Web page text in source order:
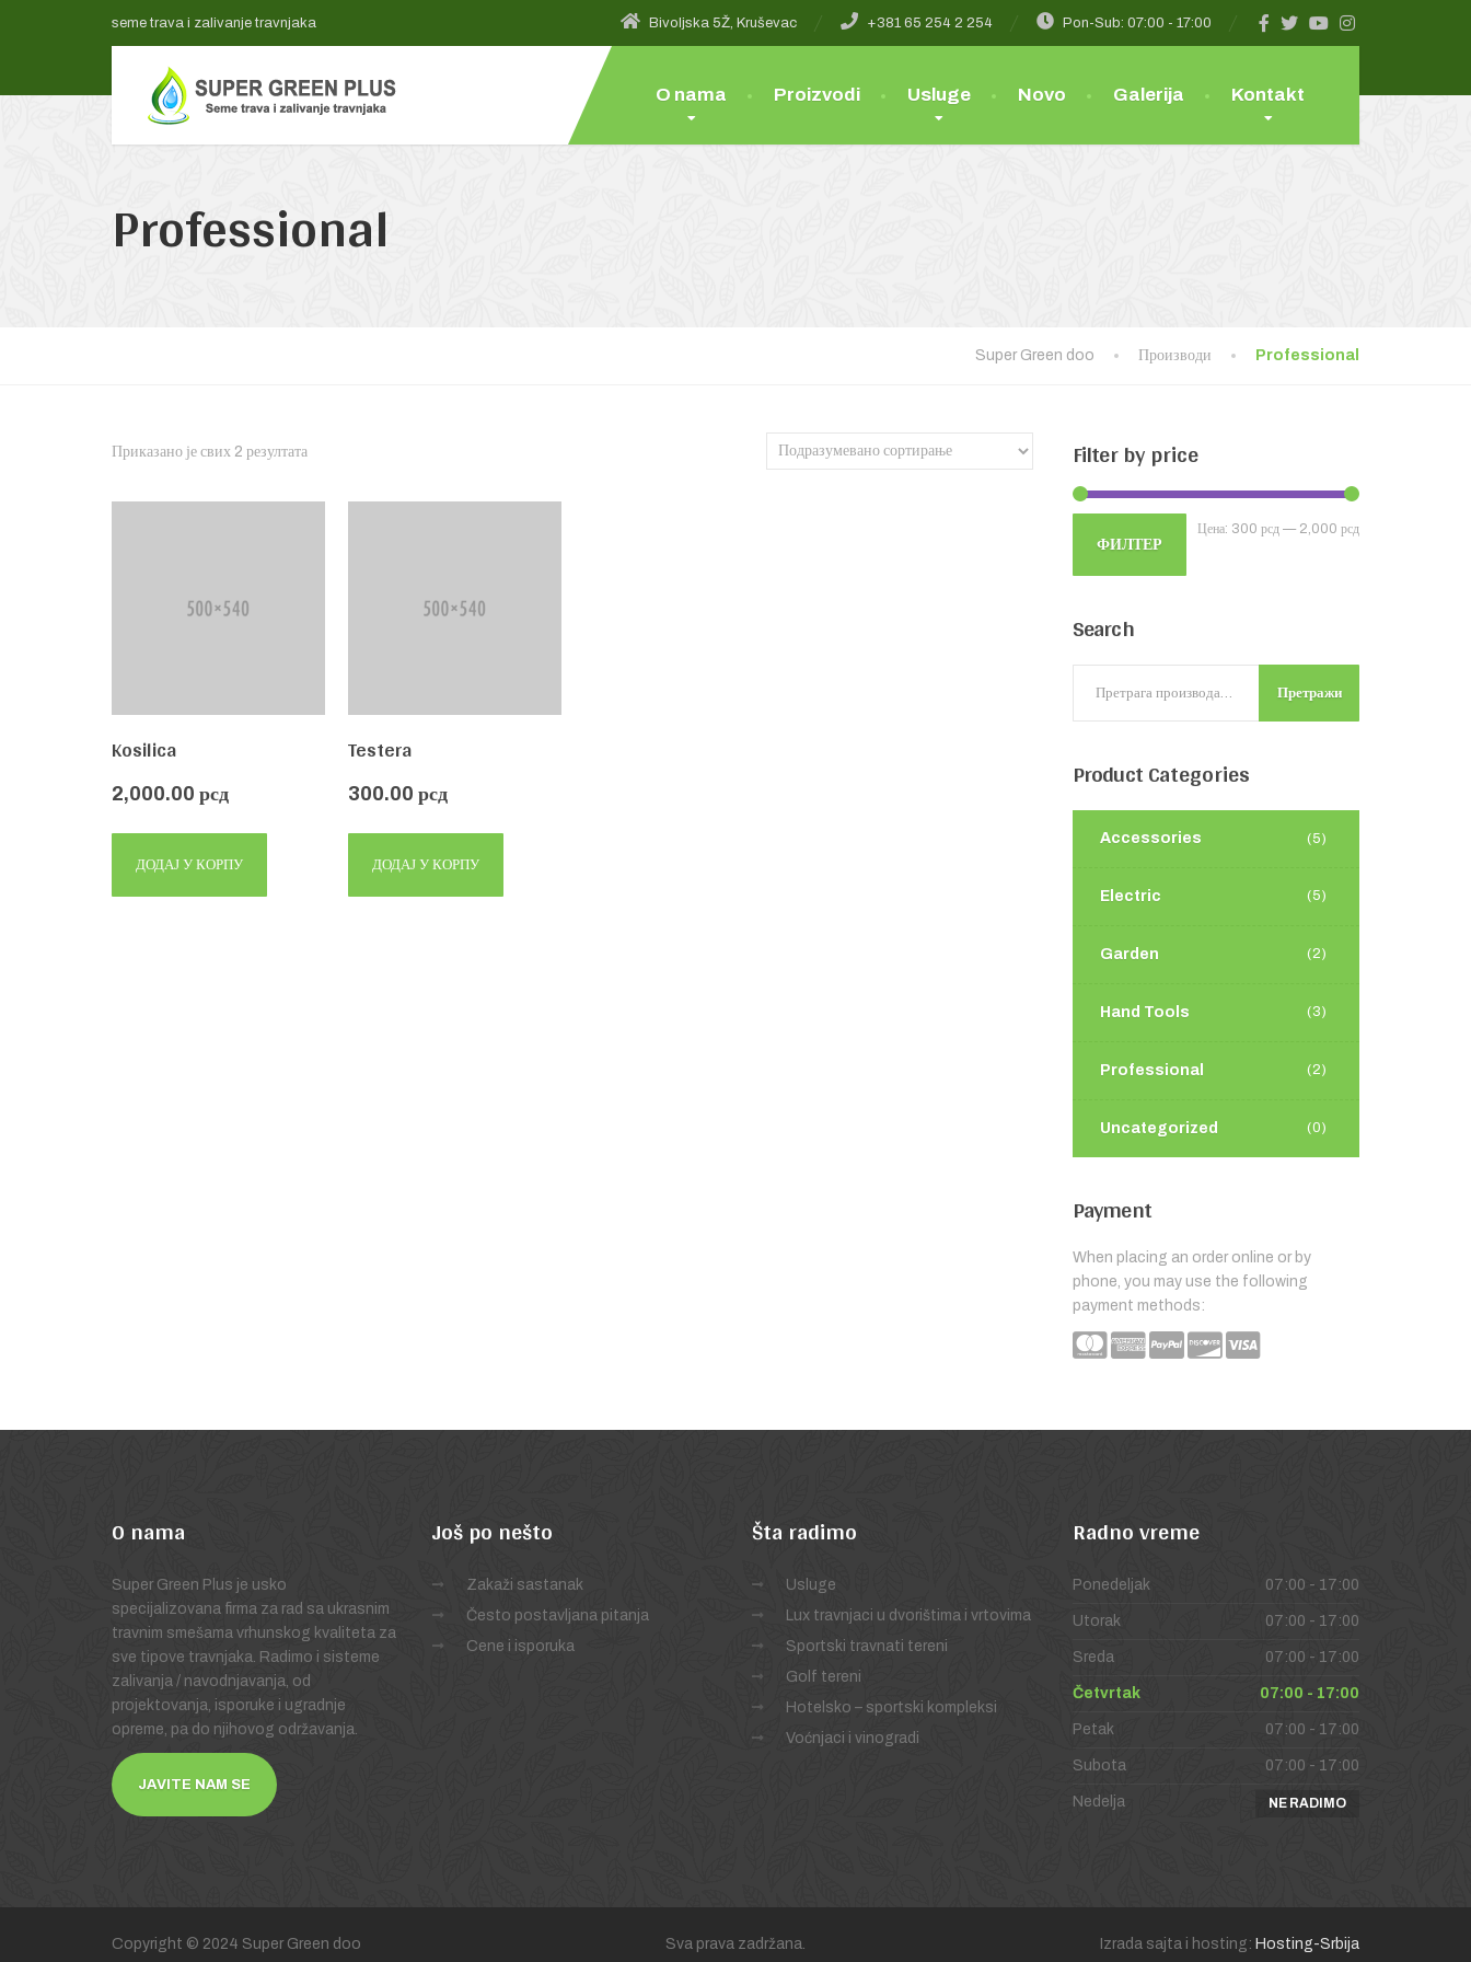
seme trava i zalivanje travnjaka Bivoljska 5Ž, Kruševac +381 65 254 2 254 Pon-Sub: 07:00 - 17:00
O nama Proizvodi Usluge Novo Galerija Kontakt
Professional
Super Green doo Производи Professional
Приказано је свих 2 резултата
Kosilica
2,000.00 рсд
ДОДАЈ У КОРПУ
Testera
300.00рсд
ДОДАЈ У КОРПУ
Filterby price
ФИЛТЕР
Цена: 300 рсд — 2,000 рсд
Search
Претражи
ProductCategories
Accessories (5)
Electric (5)
Garden (2)
Hand Tools (3)
Professional (2)
Uncategorized (0)
Payment
When placing an order online or by
phone, you may use the following
payment methods:
O nama
Super Green Plus je usko
specijalizovana firma za rad sa ukrasnim
travnim smešama vrhunskog kvaliteta za
sve tipove travnjaka. Radimo i sisteme
zalivanja / navodnjavanja, od
projektovanja, isporuke i ugradnje
opreme, pa do njihovog održavanja.
JAVITE NAM SE
Jošpo nešto
Zakaži sastanak
Često postavljana pitanja
Cene i isporuka
Šta radimo
Usluge
Lux travnjaci u dvorištima i vrtovima
Sportski travnati tereni
Golf tereni
Hotelsko – sportski kompleksi
Voćnjaci i vinogradi
Radnovreme
Ponedeljak 07:00 - 17:00
Utorak 07:00 - 17:00
Sreda 07:00 - 17:00
Četvrtak 07:00 - 17:00
Petak 07:00 - 17:00
Subota 07:00 - 17:00
Nedelja NE RADIMO
Copyright © 2024 Super Green doo Sva prava zadržana. Izrada sajta i hosting: Hosting-Srbija